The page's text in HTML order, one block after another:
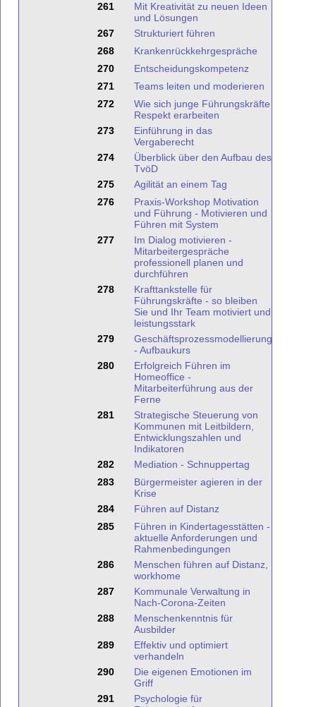
261
Mit Kreativität zu neuen Ideen
und Lösungen
267
Strukturiert führen
268
Krankenrückkehrgespräche
270
Entscheidungskompetenz
271
Teams leiten und moderieren
272
Wie sich junge Führungskräfte
Respekt erarbeiten
273
Einführung in das
Vergaberecht
274
Überblick über den Aufbau des
TvöD
275
Agilität an einem Tag
276
Praxis-Workshop Motivation
und Führung - Motivieren und
Führen mit System
277
Im Dialog motivieren -
Mitarbeitergespräche
professionell planen und
durchführen
278
Krafttankstelle für
Führungskräfte - so bleiben
Sie und Ihr Team motiviert und
leistungsstark
279
Geschäftsprozessmodellierung
- Aufbaukurs
280
Erfolgreich Führen im
Homeoffice -
Mitarbeiterführung aus der
Ferne
281
Strategische Steuerung von
Kommunen mit Leitbildern,
Entwicklungszahlen und
Indikatoren
282
Mediation - Schnuppertag
283
Bürgermeister agieren in der
Krise
284
Führen auf Distanz
285
Führen in Kindertagesstätten -
aktuelle Anforderungen und
Rahmenbedingungen
286
Menschen führen auf Distanz,
workhome
287
Kommunale Verwaltung in
Nach-Corona-Zeiten
288
Menschenkenntnis für
Ausbilder
289
Effektiv und optimiert
verhandeln
290
Die eigenen Emotionen im
Griff
291
Psychologie für